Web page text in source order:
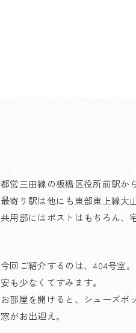
都営三田線の板橋区役所前駅か
最寄り駅は他にも東部東上線大
共用部にはポストはもちろん、
今回ご紹介するのは、404号室
安も少なくてすみます。
お部屋を開けると、シューズボ
窓がお出迎え。